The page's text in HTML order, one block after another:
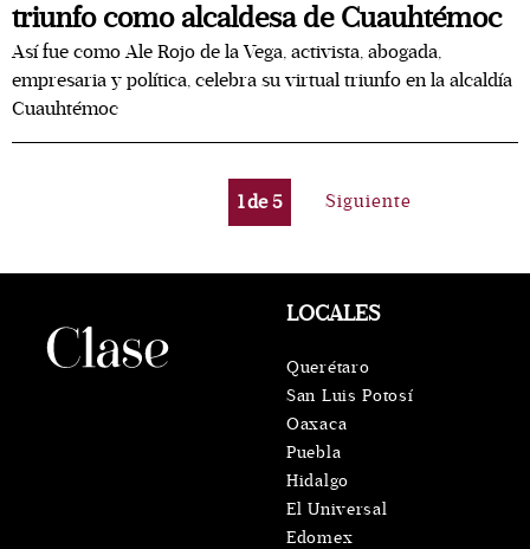
triunfo como alcaldesa de Cuauhtémoc
Así fue como Ale Rojo de la Vega, activista, abogada,
empresaria y política, celebra su virtual triunfo en la alcaldía
Cuauhtémoc
1de5 Siguiente
LOCALES
Querétaro
San Luis Potosí
Oaxaca
Puebla
Hidalgo
El Universal
Edomex